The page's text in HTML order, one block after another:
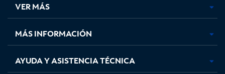
pestaña
nueva
pestaña
nueva
pestaña
nuevanueva
VER MÁS
MÁS INFORMACIÓN
AYUDA Y ASISTENCIA TÉCNICA